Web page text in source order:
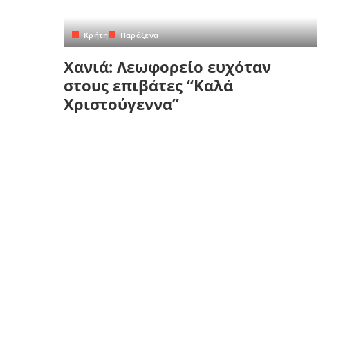
Κυκλάδες
Κρήτη Παράξενα
Χανιά: Λεωφορείο ευχόταν
στους επιβάτες “Καλά
Χριστούγεννα”